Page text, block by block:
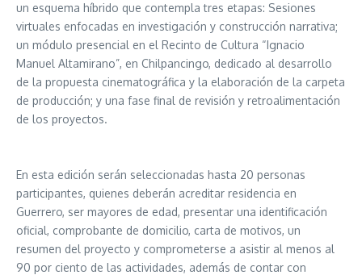
un esquema híbrido que contempla tres etapas: Sesiones
virtuales enfocadas en investigación y construcción narrativa;
un módulo presencial en el Recinto de Cultura “Ignacio
Manuel Altamirano”, en Chilpancingo, dedicado al desarrollo
de la propuesta cinematográfica y la elaboración de la carpeta
de producción; y una fase final de revisión y retroalimentación
de los proyectos.
En esta edición serán seleccionadas hasta 20 personas
participantes, quienes deberán acreditar residencia en
Guerrero, ser mayores de edad, presentar una identificación
oficial, comprobante de domicilio, carta de motivos, un
resumen del proyecto y comprometerse a asistir al menos al
90 por ciento de las actividades, además de contar con